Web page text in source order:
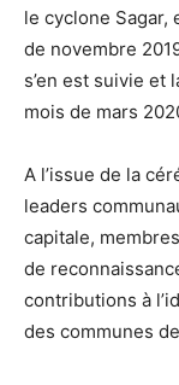
le cyclone Sagar,
de novembre
s’en est suivie et
mois de mars
A l’issue de la
leaders
capitale,
de
contributions à
des communes